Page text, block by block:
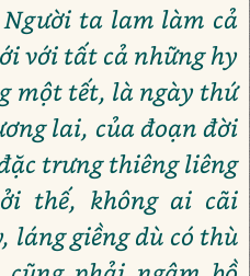
ta lam làm cả
với tất cả những hy
một tết, là ngày thứ
lai, của đoạn đời
trưng thiêng liêng
thế, không ai cãi
láng giềng dù có thù